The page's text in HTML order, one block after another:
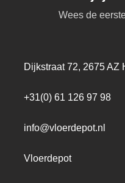
Wees de
Dijkstraat 72, 2675 AZ
+31(0) 61 126 97 98
info@vloerdepot.nl
Vloerdepot